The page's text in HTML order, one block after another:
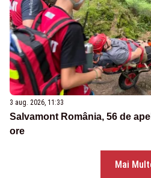
3 aug. 2026, 11:33
Salvamont România, 56 de
ore
Mai